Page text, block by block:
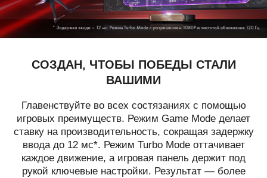
СОЗДАН, ЧТОБЫ ПОБЕДЫ СТАЛИ
ВАШИМИ
Главенствуйте во всех состязаниях с помощью
игровых преимуществ. Режим Game Mode делает
ставку на производительность, сокращая задержку
ввода до 12 мс*. Режим Turbo Mode оттачивает
каждое движение, а игровая панель держит под
рукой ключевые настройки. Результат — более